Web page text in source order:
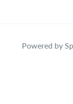
Powered by